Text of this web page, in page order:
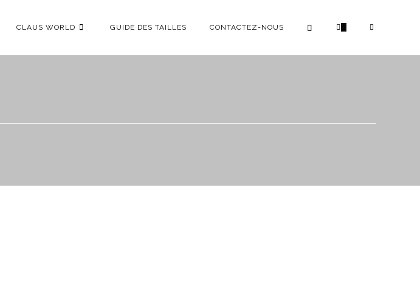
CLAUS WORLD GUIDE DES TAILLES CONTACTEZ-NOUS